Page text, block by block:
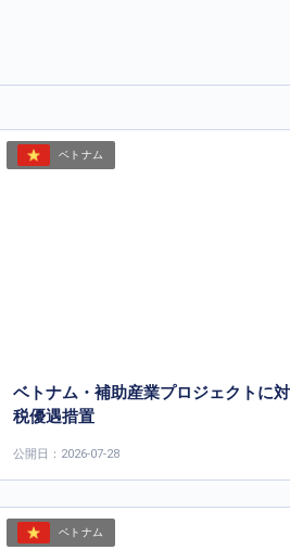
ベトナム
ベトナム・補助産業プロジェクトに
税優遇措置
公開日：2026-07-28
ベトナム